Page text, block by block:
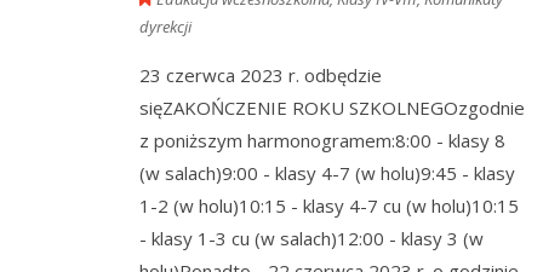
dyrekcji
23 czerwca 2023 r. odbędzie
sięZAKOŃCZENIE ROKU SZKOLNEGOzgodnie
z poniższym harmonogramem:8:00 - klasy 8
(w salach)9:00 - klasy 4-7 (w holu)9:45 - klasy
1-2 (w holu)10:15 - klasy 4-7 cu (w holu)10:15
- klasy 1-3 cu (w salach)12:00 - klasy 3 (w